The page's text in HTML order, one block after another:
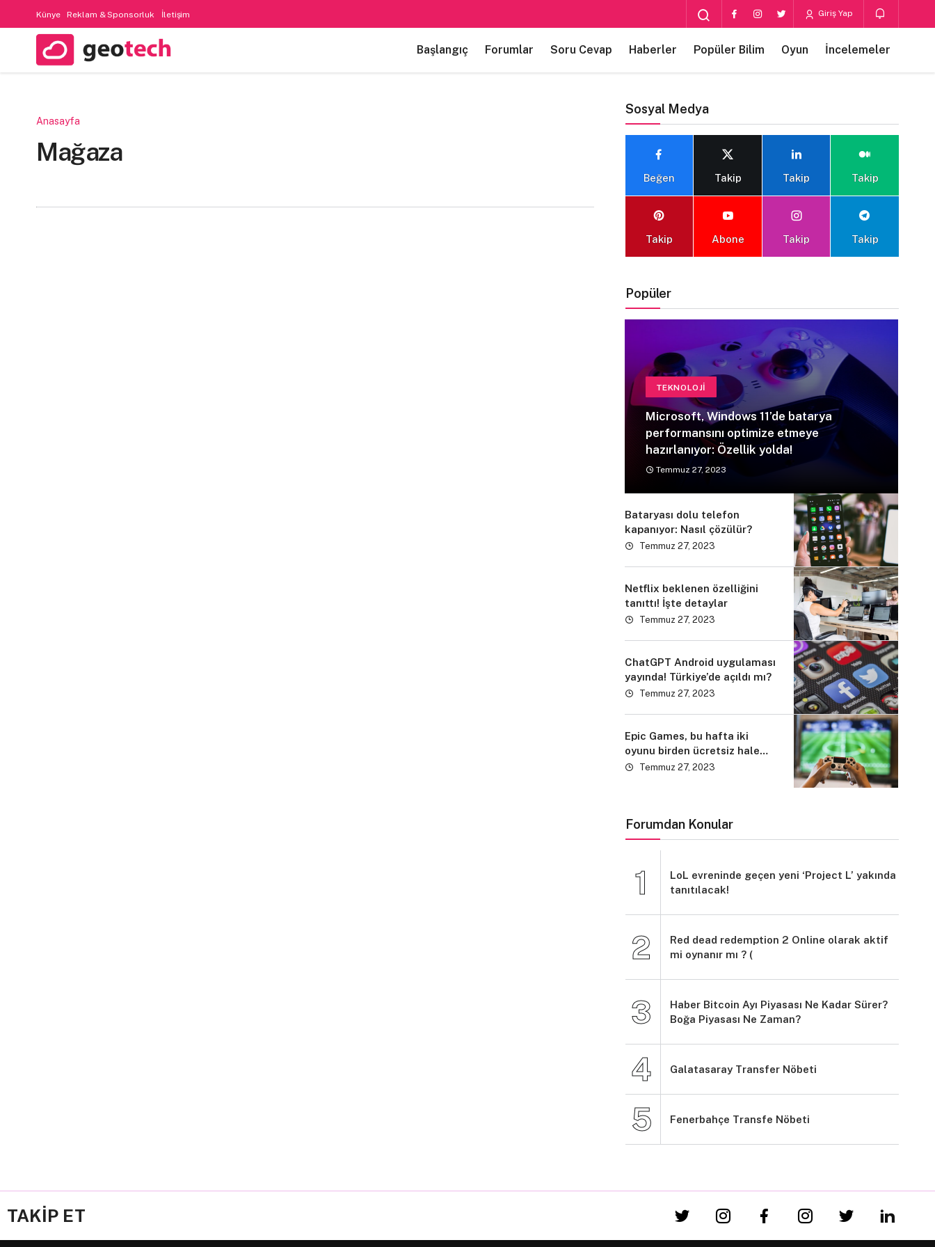
Künye Reklam & Sponsorluk İletişim Giriş Yap
Başlangıç Forumlar Soru Cevap Haberler Popüler Bilim Oyun İncelemeler
Anasayfa
Mağaza
Sosyal Medya
Beğen Takip Takip Takip
Takip Abone Takip Takip
Popüler
TEKNOLOJI
Microsoft, Windows 11’de batarya
performansını optimize etmeye
hazırlanıyor: Özellik yolda!
Temmuz 27, 2023
Bataryası dolu telefon
kapanıyor: Nasıl çözülür?
Temmuz 27, 2023
Netflix beklenen özelliğini
tanıttı! İşte detaylar
Temmuz 27, 2023
ChatGPT Android uygulaması
yayında! Türkiye’de açıldı mı?
Temmuz 27, 2023
Epic Games, bu hafta iki
oyunu birden ücretsiz hale
getirdi!
Temmuz 27, 2023
Forumdan Konular
LoL evreninde geçen yeni ‘Project L’ yakında
tanıtılacak!
Red dead redemption 2 Online olarak aktif
mi oynanır mı ? (
Haber Bitcoin Ayı Piyasası Ne Kadar Sürer?
Boğa Piyasası Ne Zaman?
Galatasaray Transfer Nöbeti
Fenerbahçe Transfe Nöbeti
TAKİP ET